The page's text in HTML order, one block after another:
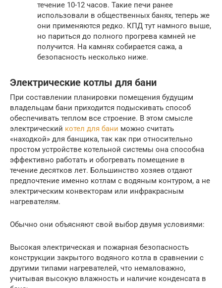
течение 10-12 часов. Такие печи ранее
использовали в общественных банях, теперь же
они применяются редко. КПД тут намного выше,
но париться до полного прогрева камней не
получится. На камнях собирается сажа, а
безопасность несколько ниже.
Электрические котлы для бани
При составлении планировки помещения будущим
владельцам бани приходится подыскивать способ
обеспечивать теплом все строение. В этом смысле
электрический котел для бани можно считать
«находкой» для банщика, так как при относительно
простом устройстве котельной системы она способна
эффективно работать и обогревать помещение в
течение десятков лет. Большинство хозяев отдают
предпочтение именно котлам с водяным контуром, а не
электрическим конвекторам или инфракрасным
нагревателям.
Обычно они объясняют свой выбор двумя условиями:
Высокая электрическая и пожарная безопасность
конструкции закрытого водяного котла в сравнении с
другими типами нагревателей, что немаловажно,
учитывая высокую влажность и наличие конденсата в